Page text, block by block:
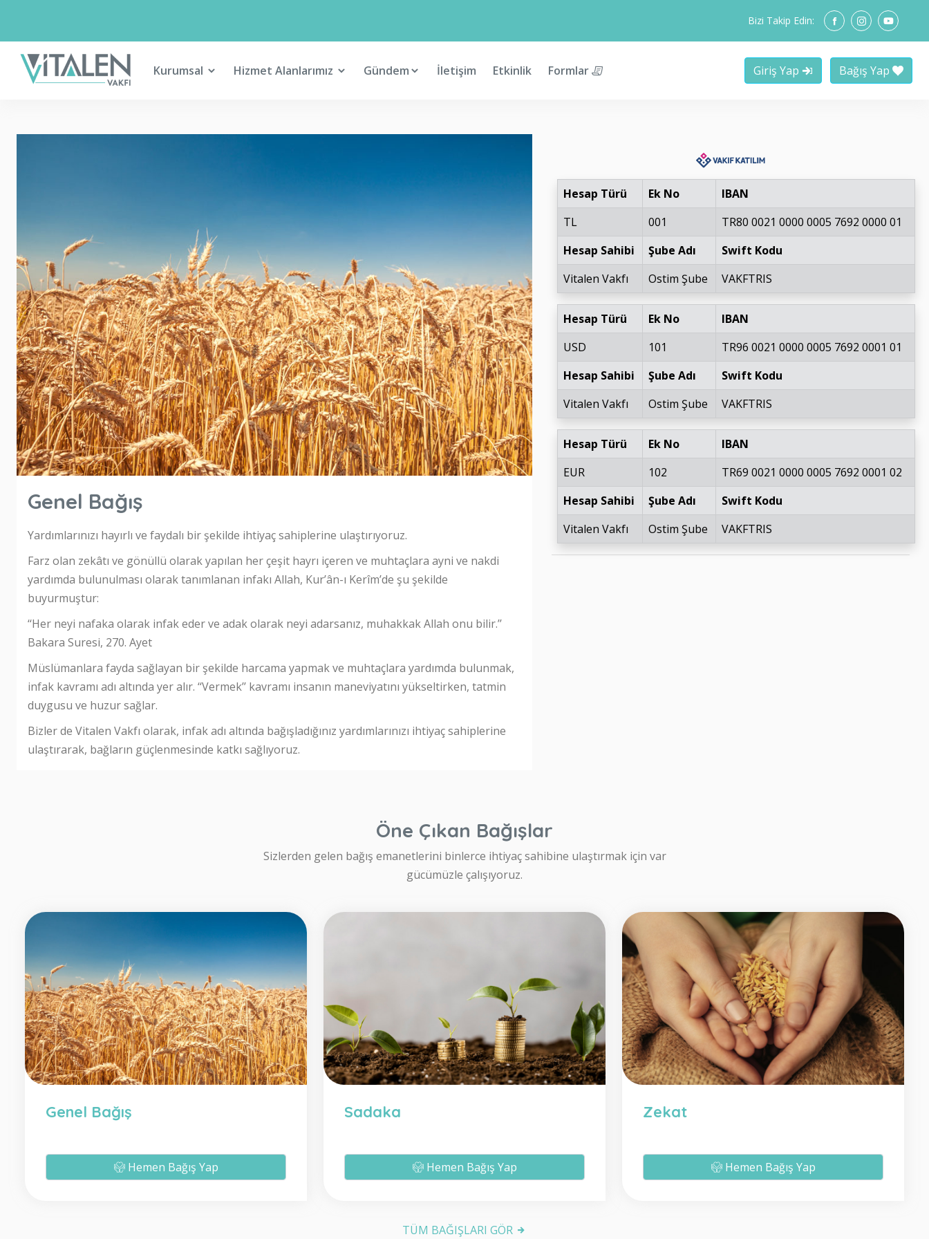
Bizi Takip Edin:
Kurumsal Hizmet Alanlarımız Gündem İletişim Etkinlik Formlar Giriş Yap Bağış Yap
Genel Bağış
Yardımlarınızı hayırlı ve faydalı bir şekilde ihtiyaç sahiplerine ulaştırıyoruz.
Farz olan zekâtı ve gönüllü olarak yapılan her çeşit hayrı içeren ve muhtaçlara ayni ve nakdi
yardımda bulunulması olarak tanımlanan infakı Allah, Kur’ân-ı Kerîm’de şu şekilde
buyurmuştur:
‘‘Her neyi nafaka olarak infak eder ve adak olarak neyi adarsanız, muhakkak Allah onu bilir.’’
Bakara Suresi, 270. Ayet
Müslümanlara fayda sağlayan bir şekilde harcama yapmak ve muhtaçlara yardımda bulunmak,
infak kavramı adı altında yer alır. ‘‘Vermek’’ kavramı insanın maneviyatını yükseltirken, tatmin
duygusu ve huzur sağlar.
Bizler de Vitalen Vakfı olarak, infak adı altında bağışladığınız yardımlarınızı ihtiyaç sahiplerine
ulaştırarak, bağların güçlenmesinde katkı sağlıyoruz.
Hesap Türü Ek No
IBAN
TL
001
TR80 0021 0000 0005 7692 0000 01
Hesap Sahibi
Şube Adı
Swift Kodu
Vitalen Vakfı
Ostim Şube VAKFTRIS
Hesap Türü Ek No
IBAN
USD
101
TR96 0021 0000 0005 7692 0001 01
Hesap Sahibi
Şube Adı
Swift Kodu
Vitalen Vakfı
Ostim Şube VAKFTRIS
Hesap Türü Ek No
IBAN
EUR
102
TR69 0021 0000 0005 7692 0001 02
Hesap Sahibi
Şube Adı
Swift Kodu
Vitalen Vakfı
Ostim Şube VAKFTRIS
Öne Çıkan Bağışlar
Sizlerden gelen bağış emanetlerini binlerce ihtiyaç sahibine ulaştırmak için var
gücümüzle çalışıyoruz.
Genel Bağış
Hemen Bağış Yap
Sadaka
Hemen Bağış Yap
Zekat
Hemen Bağış Yap
TÜM BAĞIŞLARI GÖR